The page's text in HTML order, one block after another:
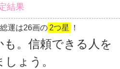
結果
運は26画の 2つ星 ！
も。信頼できる人を
ょう。